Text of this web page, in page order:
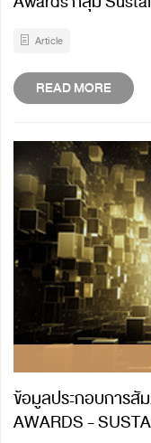
Article
READ MORE
ข้อมูลประกอบการสั
AWARDS -